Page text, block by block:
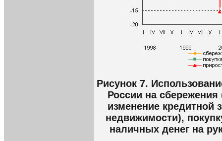
Рисунок 7.
России на
изменение кредитной
недвижимости),
наличных денег на